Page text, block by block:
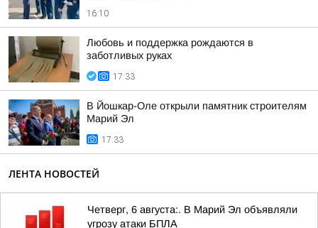
16:10
Любовь и поддержка рождаются в
заботливых руках
17:33
В Йошкар-Оле открыли памятник строителям
Марий Эл
17:33
ЛЕНТА НОВОСТЕЙ
Четверг, 6 августа:. В Марий Эл объявляли
угрозу атаки БПЛА